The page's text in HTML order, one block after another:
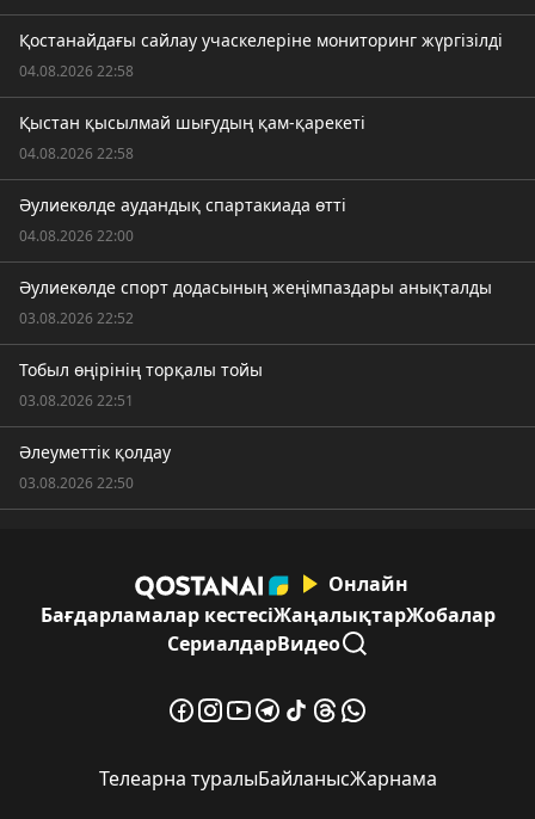
Қостанайдағы сайлау учаскелеріне мониторинг жүргізілді
04.08.2026 22:58
Қыстан қысылмай шығудың қам-қарекеті
04.08.2026 22:58
Әулиекөлде аудандық спартакиада өтті
04.08.2026 22:00
Әулиекөлде спорт додасының жеңімпаздары анықталды
03.08.2026 22:52
Тобыл өңірінің торқалы тойы
03.08.2026 22:51
Әлеуметтік қолдау
03.08.2026 22:50
Онлайн
Бағдарламалар кестесіЖаңалықтарЖобалар
СериалдарВидео
Телеарна туралыБайланысЖарнама